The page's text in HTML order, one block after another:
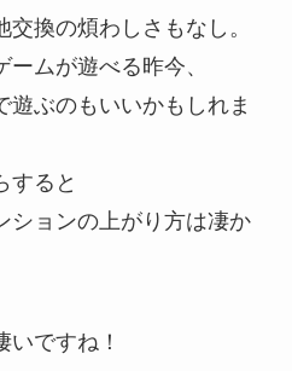
換の煩わしさもなし。
ムが遊べる昨今、
遊ぶのもいいかもしれま
すると
ションの上がり方は凄か
いですね！